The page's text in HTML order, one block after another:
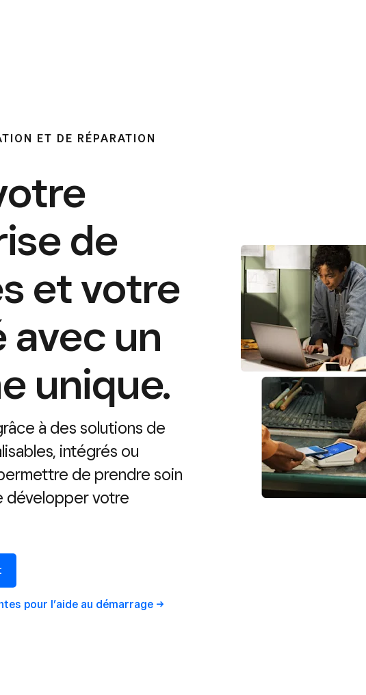
ET DE RÉPARATION
de
et votre
un
unique.
à des solutions de
intégrés ou
de prendre soin
développer votre
pour l’aide au démarrage